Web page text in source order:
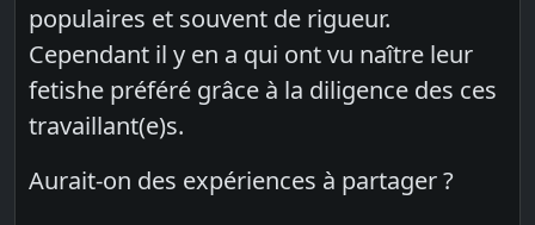
populaires et souvent de rigueur.
Cependant il y en a qui ont vu naître leur
fetishe préféré grâce à la diligence des ces
travaillant(e)s.
Aurait-on des expériences à partager ?